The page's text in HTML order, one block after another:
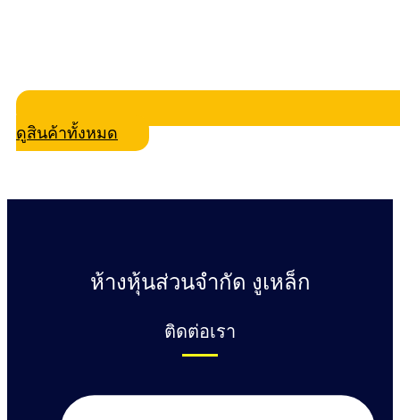
ดูสินค้าทั้งหมด
ห้างหุ้นส่วนจำกัด งูเหล็ก
ติดต่อเรา